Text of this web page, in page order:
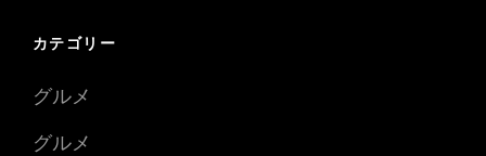
カテゴリー
グルメ
グルメ